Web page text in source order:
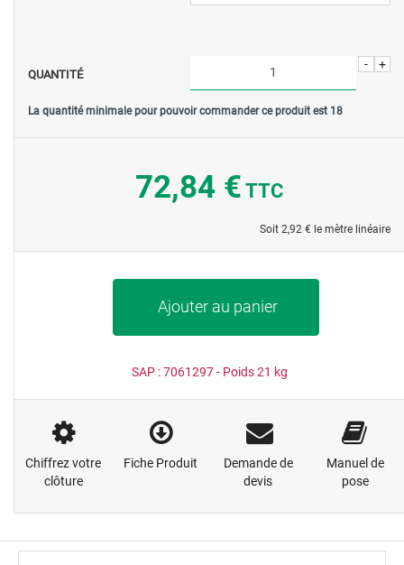
QUANTITÉ
+
-
La quantité minimale pour pouvoir commander ce produit est 18
72,84 € TTC
Soit 2,92 € le mètre linéaire
Ajouter au panier
SAP :7061297- Poids21 kg
Chiffrez votre
clôture
Fiche Produit
Demande de
devis
Manuel de
pose